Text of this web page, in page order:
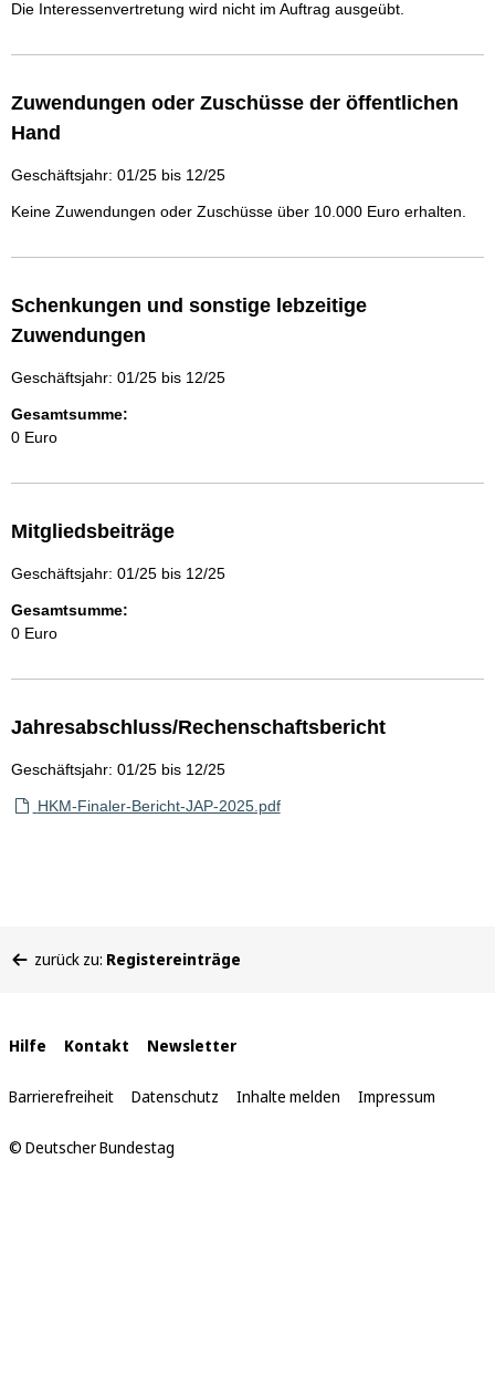
Die Interessenvertretung wird nicht im Auftrag ausgeübt.
Zuwendungen oder Zuschüsse der öffentlichen
Hand
Geschäftsjahr: 01/25 bis 12/25
Keine Zuwendungen oder Zuschüsse über 10.000 Euro erhalten.
Schenkungen und sonstige lebzeitige
Zuwendungen
Geschäftsjahr: 01/25 bis 12/25
Gesamtsumme:
0 Euro
Mitgliedsbeiträge
Geschäftsjahr: 01/25 bis 12/25
Gesamtsumme:
0 Euro
Jahresabschluss/Rechenschaftsbericht
Geschäftsjahr: 01/25 bis 12/25
HKM-Finaler-Bericht-JAP-2025.pdf
befinden
zurück zu: Registereinträge
Interne
Links
Hilfe Kontakt Newsletter
Barrierefreiheit Datenschutz Inhalte melden Impressum
© Deutscher Bundestag